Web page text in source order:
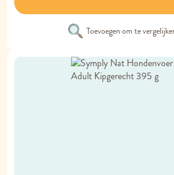
Toevoegen om te